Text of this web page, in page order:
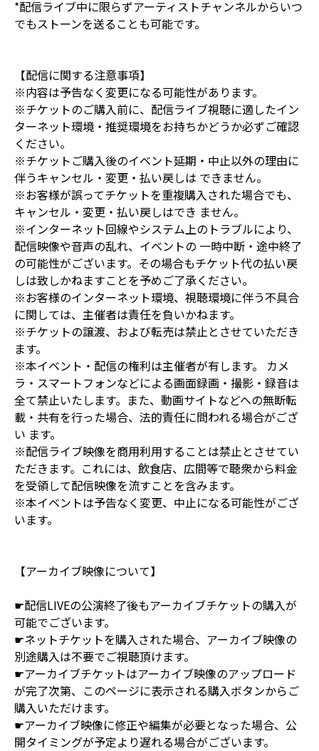
*配信ライブ中に限らずアーティストチャンネルからいつ
でもストーンを送ることも可能です。
【配信に関する注意事項】
※内容は予告なく変更になる可能性があります。
※チケットのご購入前に、配信ライブ視聴に適したイン
ターネット環境・推奨環境をお持ちかどうか必ずご確認
ください。
※チケットご購入後のイベント延期・中止以外の理由に
伴うキャンセル・変更・払い戻しは できません。
※お客様が誤ってチケットを重複購入された場合でも、
キャンセル・変更・払い戻しはでき ません。
※インターネット回線やシステム上のトラブルにより、
配信映像や音声の乱れ、イベントの 一時中断・途中終了
の可能性がございます。その場合もチケット代の払い戻
しは致しかねますことを予めご了承ください。
※お客様のインターネット環境、視聴環境に伴う不具合
に関しては、主催者は責任を負いかねます。
※チケットの譲渡、および転売は禁止とさせていただき
ます。
※本イベント・配信の権利は主催者が有します。 カメ
ラ・スマートフォンなどによる画面録画・撮影・録音は
全て禁止いたします。また、動画サイトなどへの無断転
載・共有を行った場合、法的責任に問われる場合がござ
い ます。
※配信ライブ映像を商用利用することは禁止とさせてい
ただきます。これには、飲食店、広間等で聴衆から料金
を受領して配信映像を流すことを含みます。
※本イベントは予告なく変更、中止になる可能性がござ
います。
【アーカイブ映像について】
☛配信LIVEの公演終了後もアーカイブチケットの購入が
可能でございます。
☛ネットチケットを購入された場合、アーカイブ映像の
別途購入は不要でご視聴頂けます。
☛アーカイブチケットはアーカイブ映像のアップロード
が完了次第、このページに表示される購入ボタンからご
購入いただけます。
☛アーカイブ映像に修正や編集が必要となった場合、公
開タイミングが予定より遅れる場合がございます。